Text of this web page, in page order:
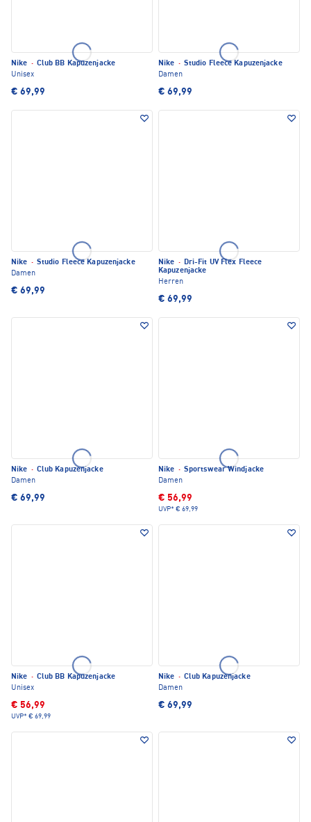
Nike · Club BB Kapuzenjacke
Unisex
€ 69,99
Nike · Studio Fleece Kapuzenjacke
Damen
€ 69,99
Nike · Studio Fleece Kapuzenjacke
Damen
€ 69,99
Nike · Dri-Fit UV Flex Fleece
Kapuzenjacke
Herren
€ 69,99
Nike · Club Kapuzenjacke
Damen
€ 69,99
Nike · Sportswear Windjacke
Damen
€ 56,99
UVP* € 69,99
Nike · Club BB Kapuzenjacke
Unisex
€ 56,99
UVP* € 69,99
Nike · Club Kapuzenjacke
Damen
€ 69,99